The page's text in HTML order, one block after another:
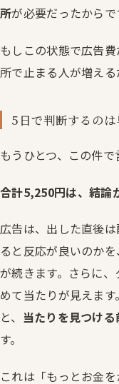
所が必要だったからで
もしこの状態で広告
所で止まる人が増える
5日で判断するの
もうひとつ、この件で
合計5,250円は、結論
広告は、出した直後
ると反応が良いのか
が続きます。さらに
めて当たりが見えま
と、 当たりを見つけ
す。
これは「もっとお金